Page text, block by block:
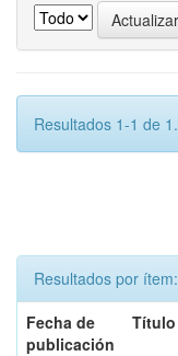
Resultados 1-1 de 1.
Resultados por ítem:
Fecha de
publicación
Título